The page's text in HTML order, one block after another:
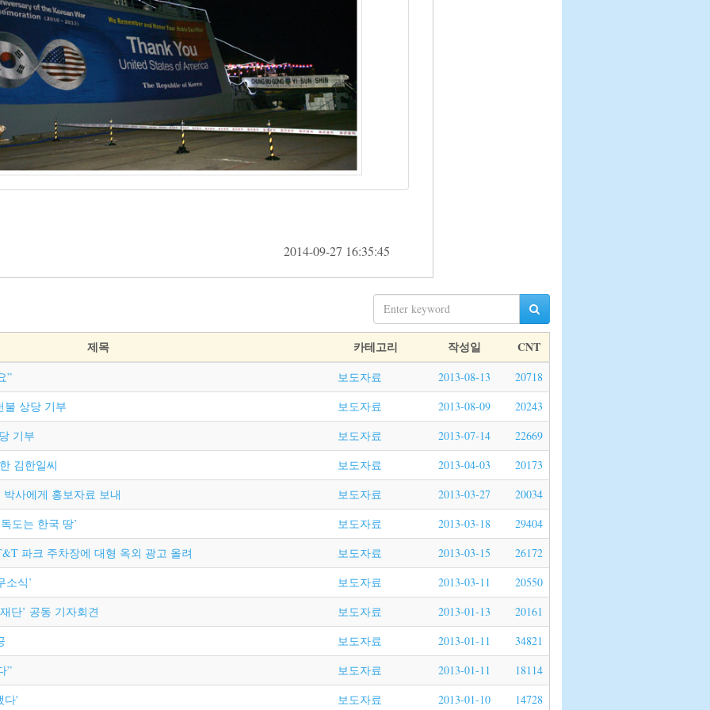
        2014-09-27 16:35:45
제목 카테고리 작성일 CNT
” 보도자료 2013-08-13
20718
불 상당 기부
보도자료 2013-08-09
20243
기부
보도자료 2013-07-14
22669
김한일씨
보도자료 2013-04-03
20173
사에게 홍보자료 보내
보도자료 2013-03-27
20034
도는 한국 땅’
보도자료 2013-03-18
29404
파크 주차장에 대형 옥외 광고 올려
보도자료 2013-03-15
26172
소식’
보도자료 2013-03-11
20550
단’ 공동 기자회견
보도자료 2013-01-13
20161
보도자료 2013-01-11
34821
”
보도자료 2013-01-11
18114
다'
보도자료 2013-01-10 14728